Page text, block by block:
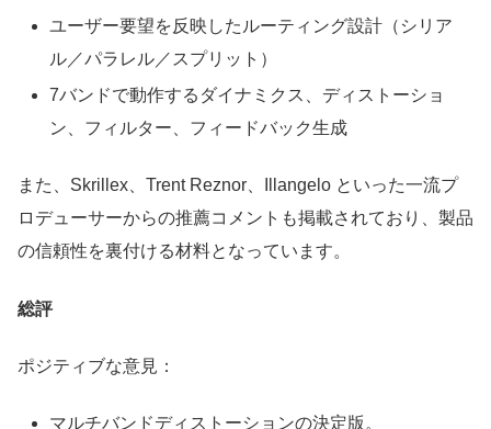
ユーザー要望を反映したルーティング設計（シリア
ル／パラレル／スプリット）
7バンドで動作するダイナミクス、ディストーショ
ン、フィルター、フィードバック生成
また、Skrillex、Trent Reznor、Illangelo といった一流プ
ロデューサーからの推薦コメントも掲載されており、製品
の信頼性を裏付ける材料となっています。
総評
ポジティブな意見：
マルチバンドディストーションの決定版。